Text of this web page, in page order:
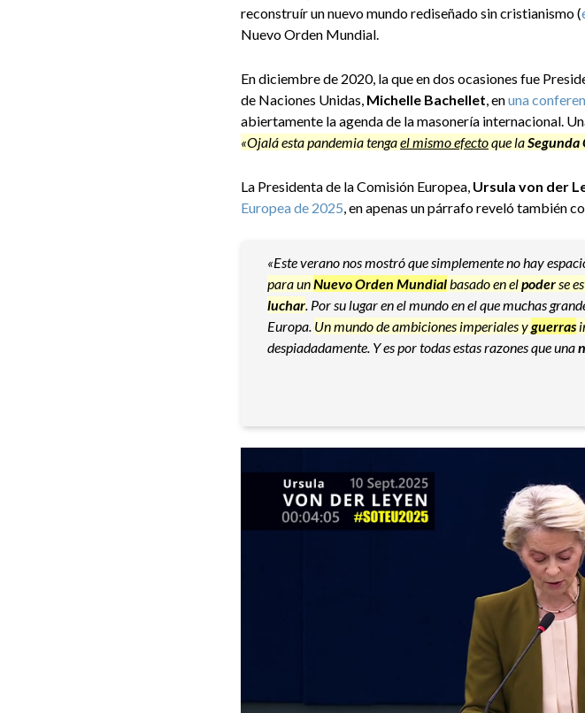
reconstruír un nuevo mundo rediseñado sin cristianismo (
Nuevo Orden Mundial.
En diciembre de 2020, la que en dos ocasiones fue
de Naciones Unidas, Michelle Bachellet, enuna
abiertamente la agenda de la masonería internacional.
«Ojalá esta pandemia tengael mismo efectoque la
La Presidenta de la Comisión Europea, Ursula von der
Europea de 2025, en apenas un párrafo reveló también
«Este verano nos mostró que simplemente no hay
para unNuevo Orden Mundialbasado en elpoderse
luchar. Por su lugar en el mundo en el que muchas
Europa. Un mundo deambiciones imperiales yguerras
despiadadamente. Y es por todas estas razones que una